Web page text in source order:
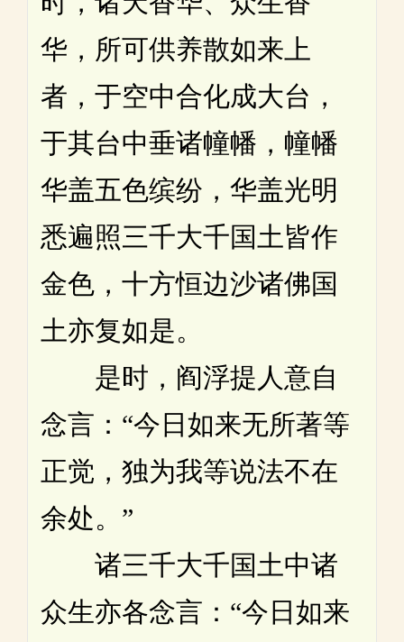
华，所可供养散如来上
者，于空中合化成大台，
于其台中垂诸幢幡，幢幡
华盖五色缤纷，华盖光明
悉遍照三千大千国土皆作
金色，十方恒边沙诸佛国
土亦复如是。
是时，阎浮提人意自
念言：“今日如来无所著等
正觉，独为我等说法不在
余处。”
诸三千大千国土中诸
众生亦各念言：“今日如来